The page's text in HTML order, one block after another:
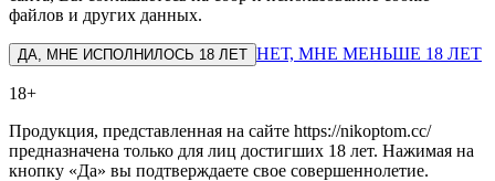
файлов и других данных.
ДА, МНЕ ИСПОЛНИЛОСЬ 18 ЛЕТ НЕТ, МНЕ МЕНЬШЕ 18 ЛЕТ
18+
Продукция, представленная на сайте https://nikoptom.cc/
предназначена только для лиц достигших 18 лет. Нажимая на
кнопку «Да» вы подтверждаете свое совершеннолетие.